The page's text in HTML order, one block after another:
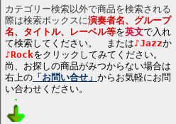
カテゴリー検索以外で商品を検索される
際は検索ボックスに演奏者名、グループ
名、タイトル、レーベル等を英文で入れ
て検索してください。 または♪Jazzか
♪Rockをクリックしてみてください。
尚、お探しの商品がみつからない場合は
右上の 「お問い合せ」 からお気軽にお問
い合わせください。